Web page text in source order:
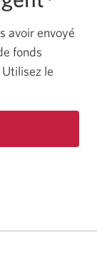
avoir envoyé
fonds
le